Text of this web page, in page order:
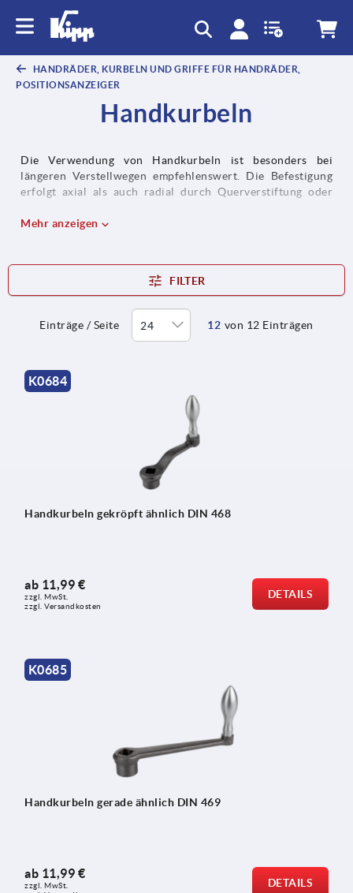
HANDRÄDER, KURBELN UND GRIFFE FÜR HANDRÄDER,
POSITIONSANZEIGER
Handkurbeln
Die Verwendung von Handkurbeln ist besonders bei
längeren Verstellwegen empfehlenswert. Die Befestigung
erfolgt axial als auch radial durch Querverstiftung oder
Mehr anzeigen
FILTER
Einträge / Seite 12 von 12 Einträgen
K0684
Handkurbeln gekröpft ähnlich DIN 468
ab 11,99 €
zzgl. MwSt.
zzgl. Versandkosten
DETAILS
K0685
Handkurbeln gerade ähnlich DIN 469
ab 11,99 €
zzgl. MwSt.
DETAILS